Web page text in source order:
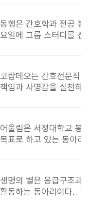
동행은 간호학과 전공 봉
요일에 그룹 스터디를 진
코람데오는 간호전문직
책임과 사명감을 실천하
어울림은 서정대학교 봉
목표로 하고 있는 동아리
생명의 별은 응급구조과
활동하는 동아리이다.